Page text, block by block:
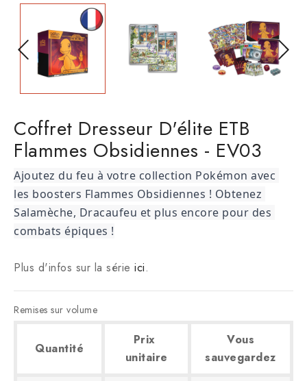
Coffret Dresseur D'élite ETB
Flammes Obsidiennes - EV03
Ajoutez du feu à votre collection Pokémon avec
les boosters Flammes Obsidiennes ! Obtenez
Salamèche, Dracaufeu et plus encore pour des
combats épiques !
Plus d'infos sur la série ici.
Remises sur volume
Quantité
Prix ​​
unitaire
Vous
sauvegardez